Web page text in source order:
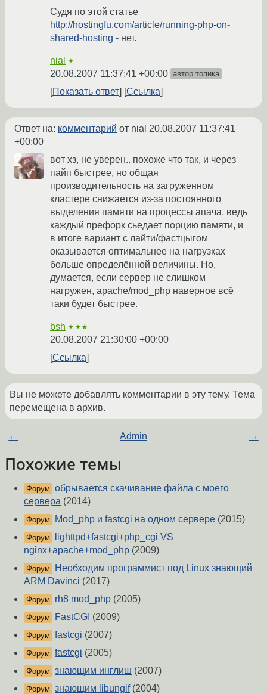
Судя по этой статье
http://hostingfu.com/article/running-php-on-
shared-hosting - нет.
nial ★
20.08.2007 11:37:41 +00:00 автор топика
Показать ответ Ссылка
Ответ на: комментарий от nial 20.08.2007 11:37:41
+00:00
вот хз, не уверен.. похоже что так, и через
пайп быстрее, но общая
производительность на загруженном
кластере снижается из-за постоянного
выделения памяти на процессы апача, ведь
каждый префорк сьедает порцию памяти, и
в итоге вариант с лайти/фастцыгом
оказывается оптимальнее на нагрузках
больше определённой величины. Но,
думается, если сервер не слишком
нагружен, apache/mod_php наверное всё
таки будет быстрее.
bsh ★★★
20.08.2007 21:30:00 +00:00
Ссылка
Вы не можете добавлять комментарии в эту тему. Тема
перемещена в архив.
← Admin →
Похожие темы
Форум обрывается скачивание файла с моего
сервера (2014)
Форум Mod_php и fastcgi на одном сервере (2015)
Форум
lighttpd+fastcgi+php_cgi VS
nginx+apache+mod_php (2009)
Форум
Необходим программист под Linux знающий
ARM Davinci (2017)
Форум rh8 mod_php (2005)
Форум FastCGI (2009)
Форум fastcgi (2007)
Форум fastcgi (2005)
Форум знающим инглиш (2007)
Форум знающим libungif(2004)